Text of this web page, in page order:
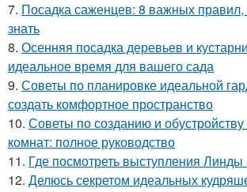
7. Посадка саженцев: 8 важных
знать
8. Осенняя посадка деревьев и
идеальное время для вашего сада
9. Советы по планировке идеальной
создать комфортное пространство
10. Советы по созданию и
комнат: полное руководство
11. Где посмотреть выступления Линды
12. Делюсь секретом идеальных